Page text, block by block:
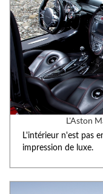
L'Aston
L'intérieur n'est pas
impression de luxe.